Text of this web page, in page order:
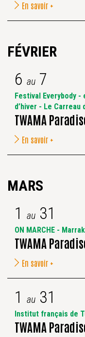
En savoir +
FÉVRIER
6 au 7
Festival Everybody
d’hiver - Le Carreau
TWAMA
En savoir +
MARS
1 au 31
ON MARCHE -
TWAMA
En savoir +
1 au 31
Institut français de
TWAMA